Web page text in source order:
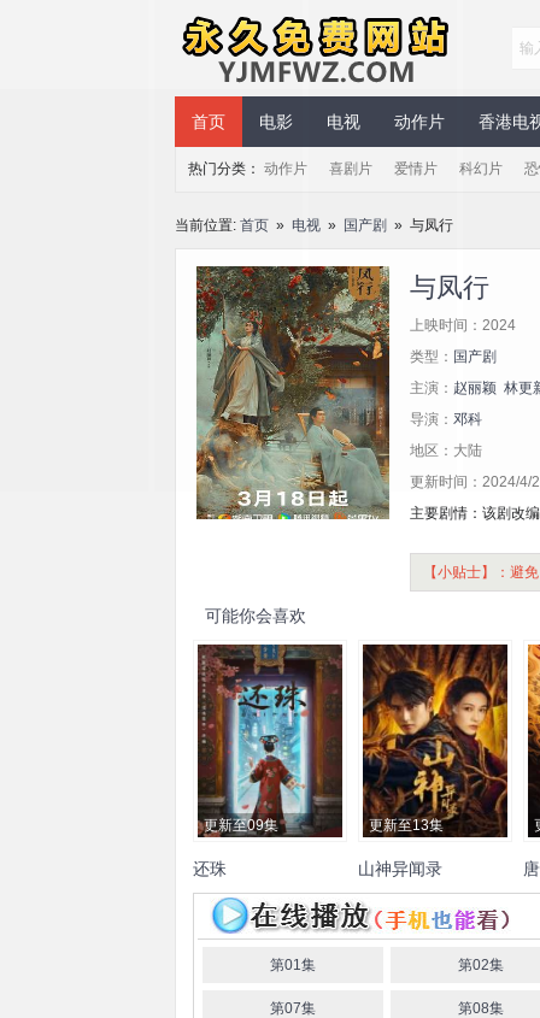
永久免费网站
首页 电影 电视 动作片 香港电
热门分类： 动作片 喜剧片 爱情片 科幻片
当前位置: 首页 » 电视 » 国产剧 » 与凤行
与凤行
上映时间：2024
类型： 国产剧
主演： 赵丽颖 林更
导演： 邓科
地区：大陆
更新时间：2024/4/
主要剧情：该剧改
【小贴士】：避
可能你会喜欢
更新至09集
还珠
胡连馨 罗一舟 焉栩嘉 金
子璇 袁梓铭 张俊杰 徐媛
黄思瑞 曹艳艳
更新至13集
山神异闻录
黄俊捷 丁笑滢
第01集 第02集
第07集 第08集